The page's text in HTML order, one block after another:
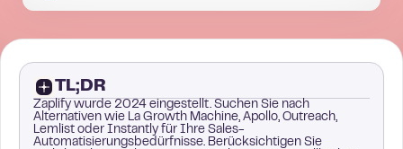
TL;DR
Zaplify wurde 2024 eingestellt. Suchen Sie nach
Alternativen wie La Growth Machine, Apollo, Outreach,
Lemlist oder Instantly für Ihre Sales-
Automatisierungsbedürfnisse. Berücksichtigen Sie